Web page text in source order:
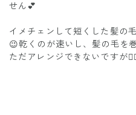
せん💕
イメチェンして短くした髪の
😉乾くのが速いし、髪の毛を
ただアレンジできないですが